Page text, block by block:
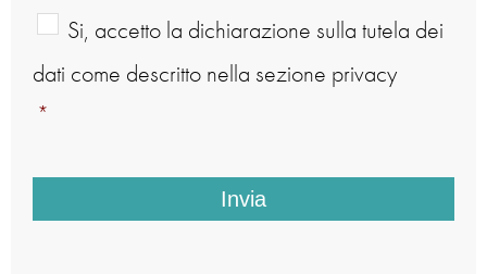
Consent *
Si, accetto la dichiarazione sulla tutela dei
dati come descritto nella sezione privacy
*